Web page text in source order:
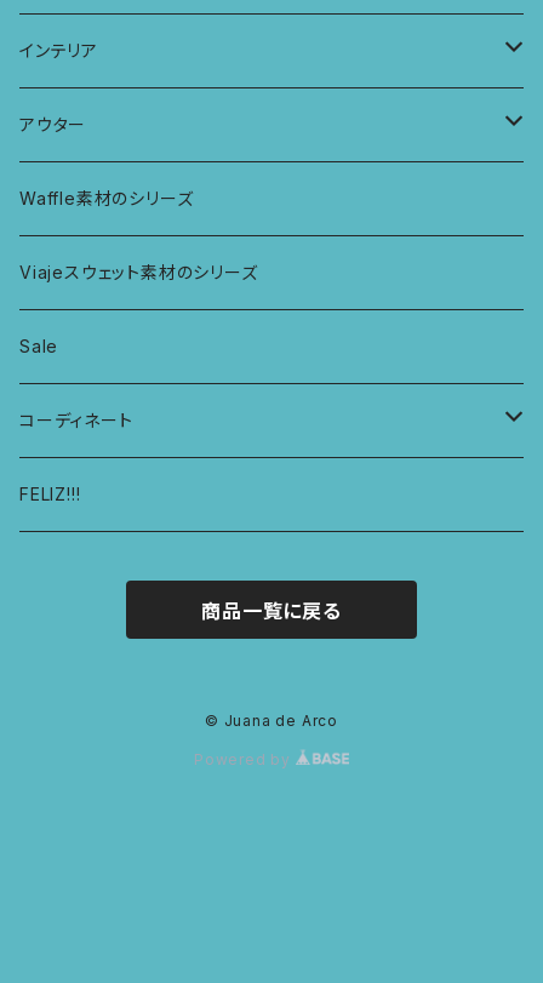
総レースショーツ
レディースボクサー
三つ編み紐
トップス
KIDS Tシャツ
KIDS ロングスリーブトップス
KIDS ラグランスリーブ長袖トップス
KIDS アラジンパンツ
KIDS ジョギングパンツ
KIDS レギンス
KIDS スウェットパーカー
PCケース
マルシェバッグ
インテリア
カーテン
ラグ
なべつかみ
プフ
アウター
パーカー
ジャケット
Waffle素材のシリーズ
Viajeスウェット素材のシリーズ
Sale
コーディネート
コーディネート1
FELIZ!!!
商品一覧に戻る
© Juana de Arco
Powered by